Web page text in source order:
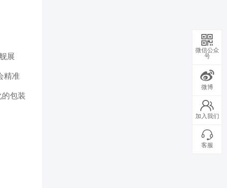
展
精准
包装
微信公众
号
微博
加入我们
客服